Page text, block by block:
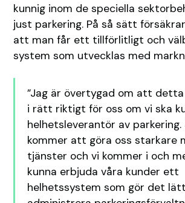
kunnig inom de speciella
just parkering. På så sätt
att man får ett tillförlitligt och
system som utvecklas med
”Jag är övertygad om att
i rätt riktigt för oss om vi ska
helhetsleverantör av
kommer att göra oss starkare
tjänster och vi kommer i och
kunna erbjuda våra kunder ett
helhetssystem som gör det